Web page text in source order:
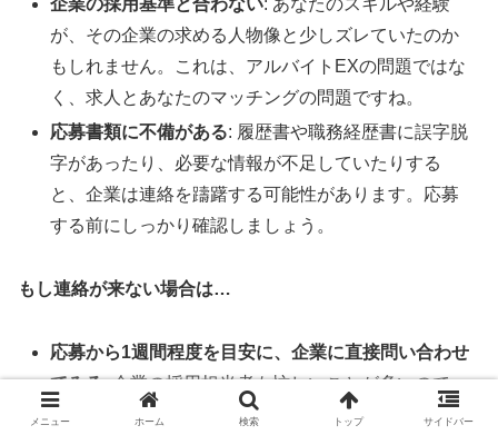
企業の採用基準と合わない: あなたのスキルや経験
が、その企業の求める人物像と少しズレていたのか
もしれません。これは、アルバイトEXの問題ではな
く、求人とあなたのマッチングの問題ですね。
応募書類に不備がある: 履歴書や職務経歴書に誤字脱
字があったり、必要な情報が不足していたりする
と、企業は連絡を躊躇する可能性があります。応募
する前にしっかり確認しましょう。
もし連絡が来ない場合は…
応募から1週間程度を目安に、企業に直接問い合わせ
てみる: 企業の採用担当者も忙しいことが多いので、
一度連絡してみるのも手です。礼儀正しく、簡潔に
メニュー ホーム 検索 トップ サイドバー